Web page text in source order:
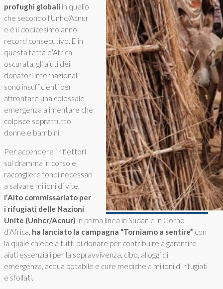
profughi globali in quello
che secondo l’Unhc/Acnur
e è il dodicesimo anno
record consecutivo. E in
questa fetta d’Africa
oscurata, gli aiuti dei
donatori internazionali
sono insufficienti per
affrontare una colossale
emergenza alimentare che
colpisce soprattutto
donne e bambini.
Per accendere i riflettori
sul dramma in corso e
raccogliere fondi necessari
a salvare milioni di vite,
l’Alto commissariato per
i rifugiati delle Nazioni
Unite (Unhcr/Acnur) in prima linea in Sudan e in Corno
d’Africa, ha lanciato la campagna “Torniamo a sentire” con
la quale chiede a tutti di donare per contribuire a garantire
aiuti essenziali per la sopravvivenza, cibo, alloggi di
emergenza, acqua potabile e cure mediche a milioni di rifugiati
e sfollati.